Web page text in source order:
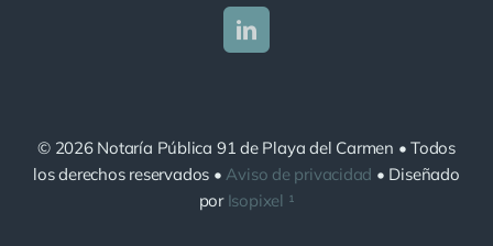
© 2026 Notaría Pública 91 de Playa del Carmen • Todos
los derechos reservados • Aviso de privacidad • Diseñado
por Isopixel ¹